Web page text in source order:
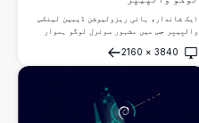
ایک شاندار، ہائی ریزولیوشن ڈیبین لینکس
والپیپر جس میں مشہور سوئرل لوگو ہموار
ڈویلپرز اور لینکس کے شوقین افراد کے لیے
بالکل موزوں جو صاف، منیمالسٹ ڈیسک ٹاپ
3840
×
2160
کھولیں